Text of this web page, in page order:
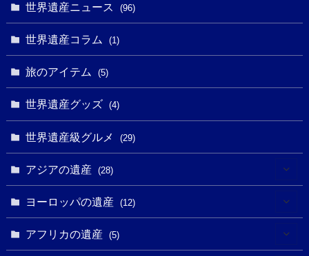
(5)
(18)
(3) (2)
(5)
(2)
(1)
(5)
(2)
(3)
(5)
(19)
(8)
世界遺産ニュース (96)
世界遺産コラム (1)
旅のアイテム (5)
世界遺産グッズ (4)
世界遺産級グルメ (29)
アジアの遺産 (28)
(1)
ヨーロッパの遺産 (12)
(2)
アフリカの遺産 (5)